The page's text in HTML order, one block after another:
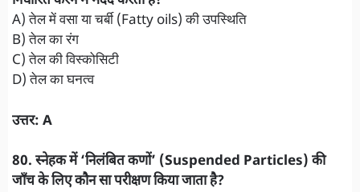
A) तेल में वसा या चर्बी (Fatty oils) की उपस्थिति
B) तेल का रंग
C) तेल की विस्कोसिटी
D) तेल का घनत्व
उत्तर: A
​80. स्नेहक में ‘निलंबित कणों’ (Suspended Particles) की
जाँच के लिए कौन सा परीक्षण किया जाता है?